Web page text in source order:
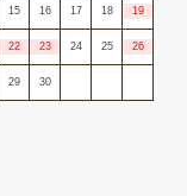
15 16 17 18 19
22 23 24 25 26
29 30